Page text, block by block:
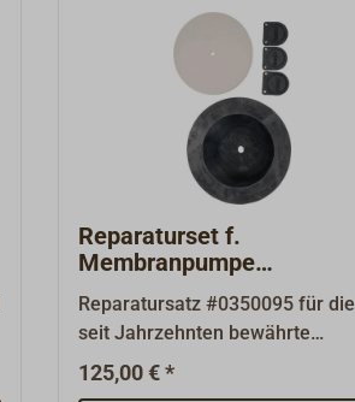
Reparaturset f.
Membranpumpe
RHEINSTROM M50 / M50E
Reparatursatz #0350095 für die
seit Jahrzehnten bewährte
Membranpumpe Typ M50 und
M50E von
125,00 € *